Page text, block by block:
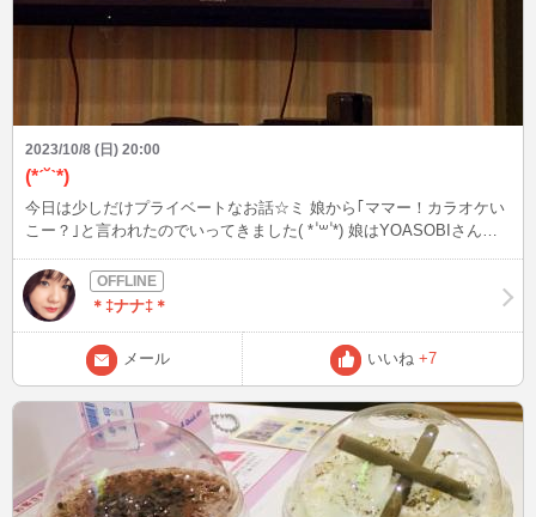
2023/10/8 (日) 20:00
(*ˊ˘ˋ*)
今日は少しだけプライベートなお話☆ミ 娘から｢ママー！カラオケい
こー？｣と言われたのでいってきました( * ॑꒳ ॑*) 娘はYOASOBIさんの
時間弱歌ってたw.w でもと〜ってもたのしかったです♡ なにより一生
懸命歌う娘がかわいい♡w 今日も21時半から22時までの間でログイン
するので遊びに来てくれたら嬉しいです(*^^*) いつもありがとうござ
います🎶 ナナ
＊‡ナナ‡＊
メール いいね +7